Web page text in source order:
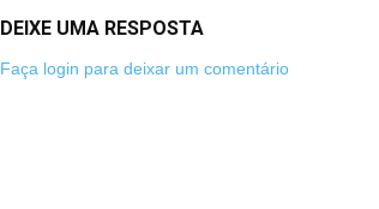
DEIXE UMA RESPOSTA
Faça login para deixar um comentário